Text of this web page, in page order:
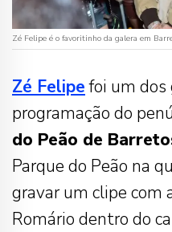
Zé Felipe é o favoritinho da galera em
Zé Felipefoi um dos
programação do
do Peão de
Parque do Peão na
gravar um clipe com
Romário dentro do